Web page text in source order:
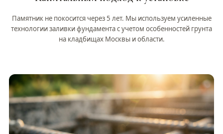
Памятник не покосится через 5 лет. Мы используем усиленные
технологии заливки фундамента с учетом особенностей грунта
на кладбищах Москвы и области.